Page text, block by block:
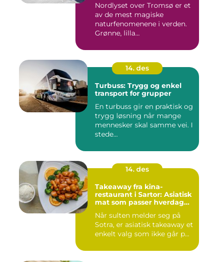
Nordlyset over Tromsø er et
av de mest magiske
naturfenomenene i verden.
Grønne, lilla...
14. des
Turbuss: Trygg og enkel
transport for grupper
En turbuss gir en praktisk og
trygg løsning når mange
mennesker skal samme vei. I
stede...
14. des
Takeaway fra kina-
restaurant i Sartor: Asiatisk
mat som passer hverdag
Når sulten melder seg på
Sotra, er asiatisk takeaway et
enkelt valg som ikke går p...